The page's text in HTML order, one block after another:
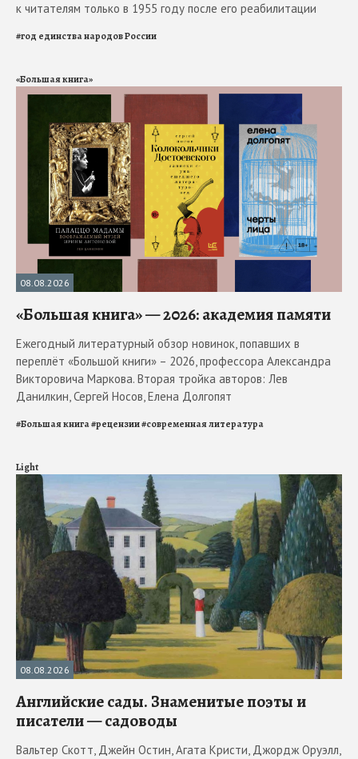
к читателям только в 1955 году после его реабилитации
#год единства народов России
«Большая книга»
08.08.2026
«Большая книга» — 2026: академия памяти
Ежегодный литературный обзор новинок, попавших в
переплёт «Большой книги» – 2026, профессора Александра
Викторовича Маркова. Вторая тройка авторов: Лев
Данилкин, Сергей Носов, Елена Долгопят
#Большая книга#рецензии#современная литература
Light
08.08.2026
Английские сады. Знаменитые поэты и
писатели — садоводы
Вальтер Скотт, Джейн Остин, Агата Кристи, Джордж Оруэлл,